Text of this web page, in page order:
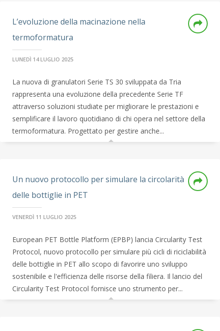
L’evoluzione della macinazione nella
termoformatura
LUNEDÌ 14 LUGLIO 2025
La nuova di granulatori Serie TS 30 sviluppata da Tria
rappresenta una evoluzione della precedente Serie TF
attraverso soluzioni studiate per migliorare le prestazioni e
semplificare il lavoro quotidiano di chi opera nel settore della
termoformatura. Progettato per gestire anche...
Un nuovo protocollo per simulare la circolarità
delle bottiglie in PET
VENERDÌ 11 LUGLIO 2025
European PET Bottle Platform (EPBP) lancia Circularity Test
Protocol, nuovo protocollo per simulare più cicli di riciclabilità
delle bottiglie in PET allo scopo di favorire uno sviluppo
sostenibile e l'efficienza delle risorse della filiera. Il lancio del
Circularity Test Protocol fornisce uno strumento per...